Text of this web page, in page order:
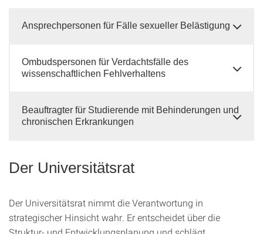
Ansprechpersonen für Fälle sexueller Belästigung
Ombudspersonen für Verdachtsfälle des
wissenschaftlichen Fehlverhaltens
Beauftragter für Studierende mit Behinderungen und
chronischen Erkrankungen
Der Universitätsrat
Der Universitätsrat nimmt die Verantwortung in
strategischer Hinsicht wahr. Er entscheidet über die